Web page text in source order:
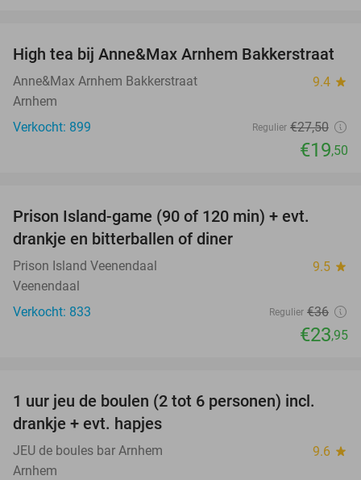
29%
High tea bij Anne&Max Arnhem Bakkerstraat
Anne&Max Arnhem Bakkerstraat 9.4 star
Arnhem
Verkocht: 899
Regulier €27,50
€19,50
Prison Island-game (90 of 120 min) + evt.
drankje en bitterballen of diner
Prison Island Veenendaal 9.5 star
Veenendaal
Verkocht: 833
Regulier €36
€23,95
47%
1 uur jeu de boulen (2 tot 6 personen) incl.
drankje + evt. hapjes
JEU de boules bar Arnhem 9.6 star
Arnhem